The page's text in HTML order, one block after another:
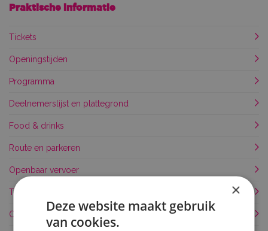
Praktische informatie
Tickets
Openingstijden
Programma
Deelnemerslijst en plattegrond
Food & drinks
Route en parkeren
Openbaar vervoer
Taxi / Kiss & Ride
Overnachten
×
Deze website maakt gebruik
van cookies.